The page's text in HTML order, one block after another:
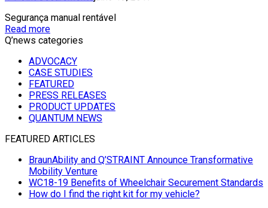
Segurança manual rentável
Read more
Q’news categories
ADVOCACY
CASE STUDIES
FEATURED
PRESS RELEASES
PRODUCT UPDATES
QUANTUM NEWS
FEATURED ARTICLES
BraunAbility and Q’STRAINT Announce Transformative
Mobility Venture
WC18-19 Benefits of Wheelchair Securement Standards
How do I find the right kit for my vehicle?